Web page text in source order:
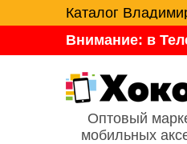
Каталог
Внимание: в
Оптовый
мобильных